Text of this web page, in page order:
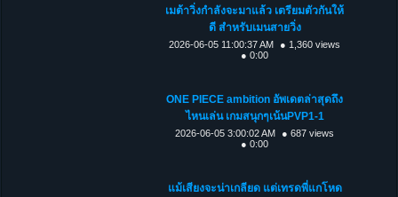
เมต้าวิ่งกำลังจะมาแล้ว เตรียมตัวกันให้
ดี สำหรับเมนสายวิ่ง
2026-06-05 11:00:37 AM
● 1,360 views
● 0:00
ONE PIECE ambition อัพเดตล่าสุดถึง
ไหนเล่น เกมสนุกๆเน้นPVP1-1
2026-06-05 3:00:02 AM
● 687 views
● 0:00
แม้เสียงจะน่าเกลียด แต่เทรดพี่แกโหด